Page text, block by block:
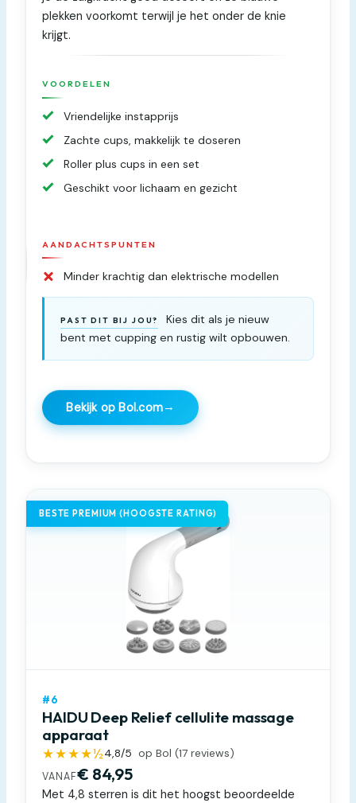
plekken voorkomt terwijl je het onder de knie
krijgt.
VOORDELEN
Vriendelijke instapprijs
Zachte cups, makkelijk te doseren
Roller plus cups in een set
Geschikt voor lichaam en gezicht
AANDACHTSPUNTEN
Minder krachtig dan elektrische modellen
PAST DIT BIJ JOU?
Kies dit als je nieuw
bent met cupping en rustig wilt opbouwen.
Bekijk op Bol.com→
BESTE PREMIUM (HOOGSTE RATING)
#6
HAIDU Deep Relief cellulite massage
apparaat
★★★★½4,8/5 op Bol (17reviews)
VANAF€ 84,95
Met 4,8 sterren is dit het hoogst beoordeelde